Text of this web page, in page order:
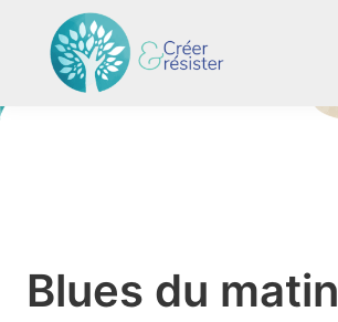
Blues du matin